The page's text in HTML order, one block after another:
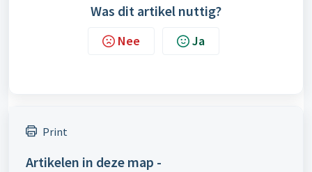
Was dit artikel nuttig?
Nee Ja
Print
Artikelen in deze map -